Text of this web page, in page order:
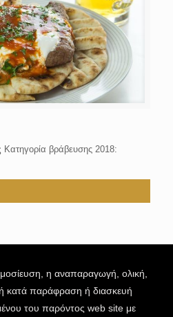
Κατηγορία βράβευσης 2018:
η αναπαραγωγή, ολική,
ή κατά παράφραση ή διασκευή
του παρόντος web site με